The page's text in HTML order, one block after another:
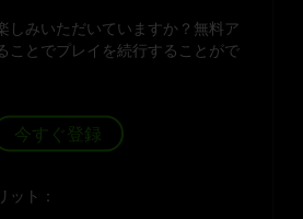
しみいただいていますか？無料ア
ことでプレイを続行することがで
今すぐ登録
ット：